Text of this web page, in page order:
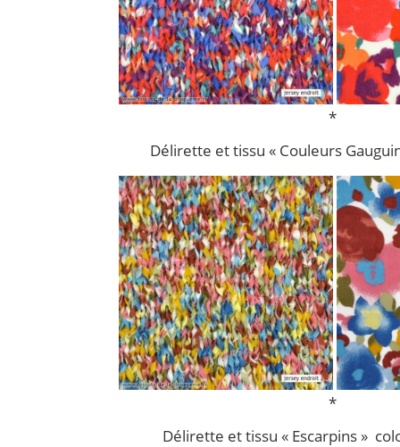
*
Délirette et tissu « Couleurs
*
Délirette et tissu « Escarpins »